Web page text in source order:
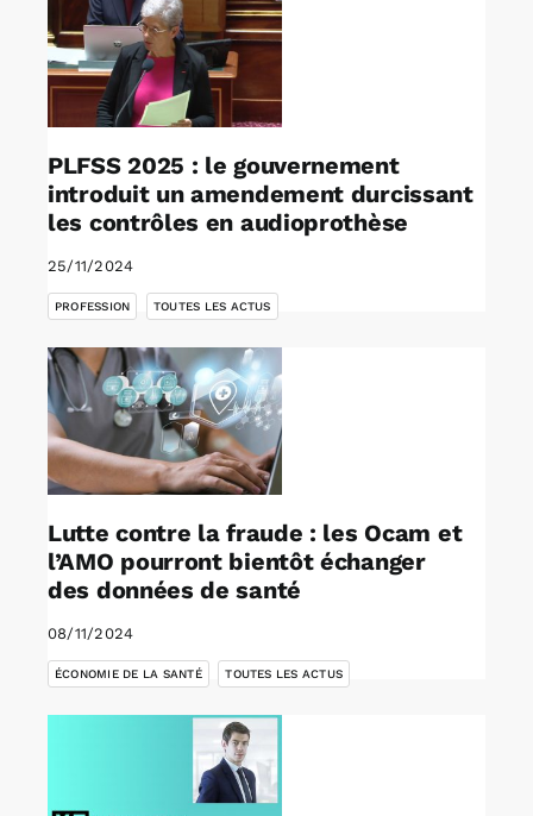
PLFSS 2025 : le gouvernement
introduit un amendement durcissant
les contrôles en audioprothèse
25/11/2024
PROFESSION TOUTES LES ACTUS
Lutte contre la fraude : les Ocam et
l’AMO pourront bientôt échanger
des données de santé
08/11/2024
ÉCONOMIE DE LA SANTÉ TOUTES LES ACTUS